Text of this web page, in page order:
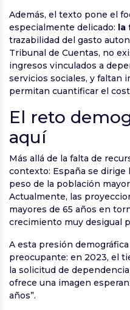
Además, el texto pone el
especialmente delicado: la
trazabilidad del gasto
Tribunal de Cuentas, no
ingresos vinculados a
servicios sociales, y faltan
permitan cuantificar el
El reto
aquí
Más allá de la falta de
contexto: España se dirige
peso de la población
Actualmente, las
mayores de 65 años en
crecimiento muy desigual
A esta presión
preocupante: en 2023, el
la solicitud de
ofrece una imagen
años”.